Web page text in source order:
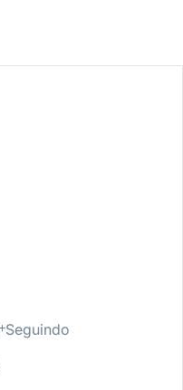
Seguindo